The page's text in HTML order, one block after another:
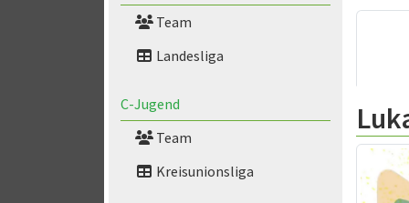
Team
Landesliga
C-Jugend
Team
Kreisunionsliga